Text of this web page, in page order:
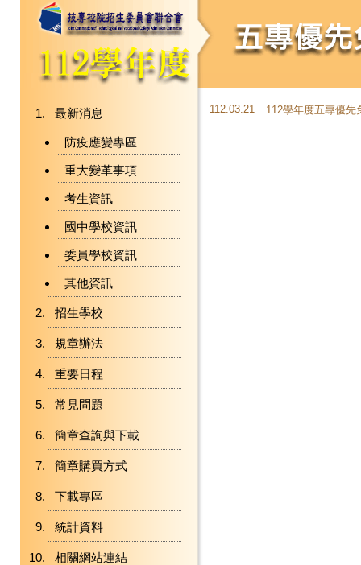
最新消息
防疫應變專區
重大變革事項
考生資訊
國中學校資訊
委員學校資訊
其他資訊
招生學校
規章辦法
重要日程
常見問題
簡章查詢與下載
簡章購買方式
下載專區
統計資料
相關網站連結
112.03.21 112學年度五專優